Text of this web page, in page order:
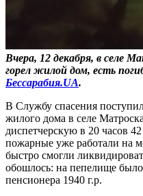
Вчера, 12 декабря, в селе
горел жилой дом, есть
Бессарабия.UA.
В Службу спасения
жилого дома в селе
диспетчерскую в 20 часов
пожарные уже работали на
быстро смогли
обошлось: на пепелище
пенсионера 1940 г.р.